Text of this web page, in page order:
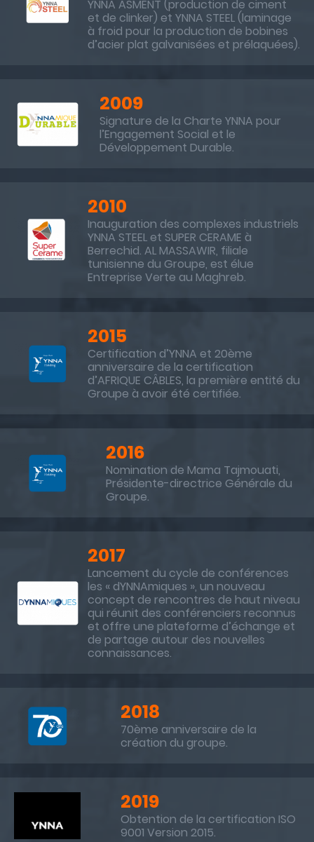
YNNA ASMENT (production de ciment
et de clinker) et YNNA STEEL (laminage
à froid pour la production de bobines
d’acier plat galvanisées et prélaquées).
2009
Signature de la Charte YNNA pour
l’Engagement Social et le
Développement Durable.
2010
Inauguration des complexes industriels
YNNA STEEL et SUPER CERAME à
Berrechid. AL MASSAWIR, filiale
tunisienne du Groupe, est élue
Entreprise Verte au Maghreb.
2015
Certification d’YNNA et 20ème
anniversaire de la certification
d’AFRIQUE CÂBLES, la première entité du
Groupe à avoir été certifiée.
2016
Nomination de Mama Tajmouati,
Présidente-directrice Générale du
Groupe.
2017
Lancement du cycle de conférences
les « dYNNAmiques », un nouveau
concept de rencontres de haut niveau
qui réunit des conférenciers reconnus
et offre une plateforme d’échange et
de partage autour des nouvelles
connaissances.
2018
70ème anniversaire de la
création du groupe.
2019
Obtention de la certification ISO
9001 Version 2015.